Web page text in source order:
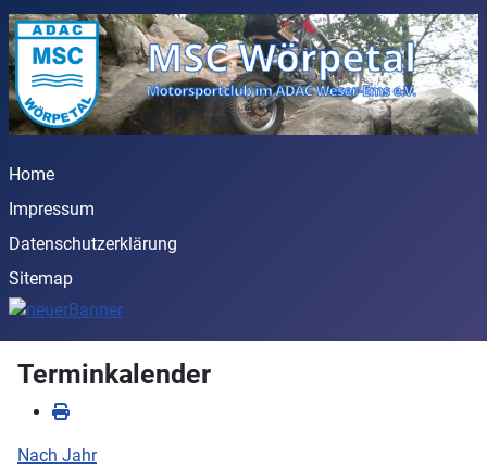
Home
Impressum
Datenschutzerklärung
Sitemap
Terminkalender
Nach Jahr